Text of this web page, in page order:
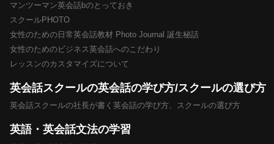
マンツーマン英会話bのとっておき
スクールPHOTO
女性のための日常英会話教材 Photo Journal 誕生秘話
女性のためのビジネス英会話へのこだわり
レッスンのカスタマイズについて
英会話スクールの英会話の学び方/スクールの選び方
英会話スクールの社長が書く英会話の学び方、スクールの選び方
英語・英会話文法の学習